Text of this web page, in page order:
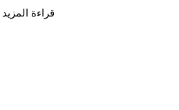
قراءة المزيد